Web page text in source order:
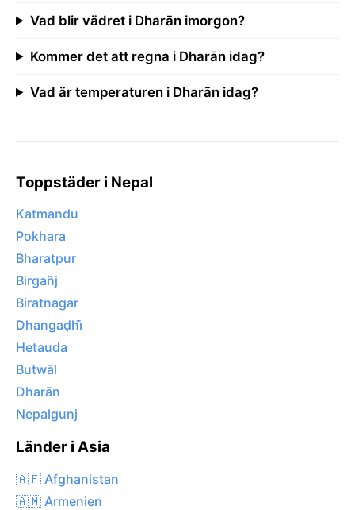
Vad blir vädret i Dharān imorgon?
Kommer det att regna i Dharān idag?
Vad är temperaturen i Dharān idag?
Toppstäder i Nepal
Katmandu
Pokhara
Bharatpur
Birgañj
Biratnagar
Dhangaḍhi̇̄
Hetauda
Butwāl
Dharān
Nepalgunj
Länder i Asia
🇦🇫 Afghanistan
🇦🇲 Armenien